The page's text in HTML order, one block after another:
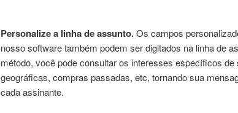
Personalize a linha de assunto.Os campos
nosso software também podem ser digitados na linha de
método, você pode consultar os interesses específicos
geográficas, compras passadas, etc, tornando sua
cada assinante.